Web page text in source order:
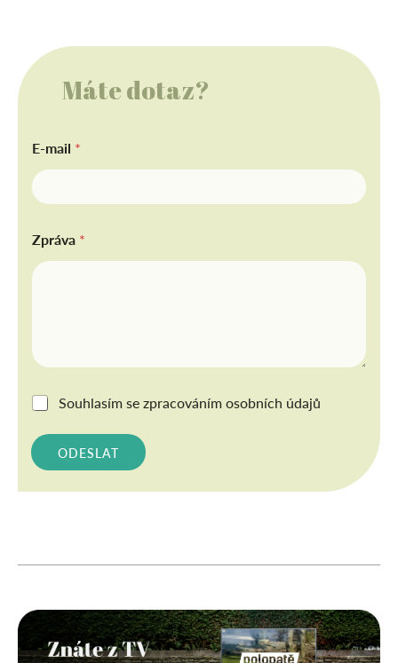
Máte dotaz?
E-mail *
Zpráva *
G
P
R
*
Souhlasím sezpracováním osobních údajů
ODESLAT